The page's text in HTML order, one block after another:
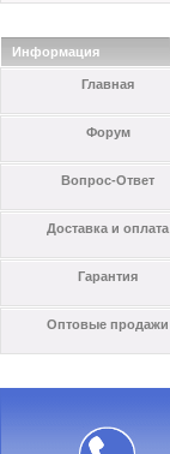
Информация
Главная
Форум
Вопрос-Ответ
Доставка и оплата
Гарантия
Оптовые продажи